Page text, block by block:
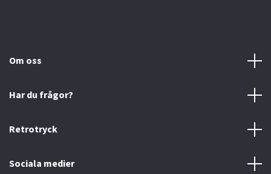
Om oss
Har du frågor?
Retrotryck
Sociala medier